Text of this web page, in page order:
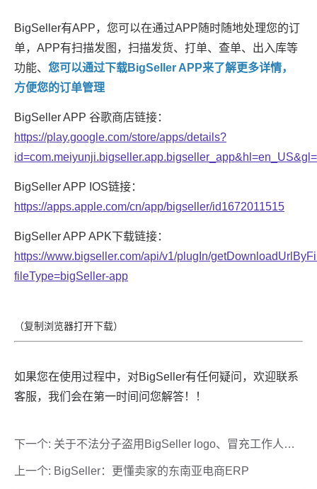
上一个: BigSeller：更懂卖家的东南亚电商ERP
下一个: 关于不法分子盗用BigSeller logo、冒充工作人员